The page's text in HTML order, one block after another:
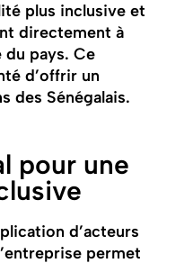
plus inclusive et
directement à
du pays. Ce
d’offrir un
des Sénégalais.
pour une
d’acteurs
permet